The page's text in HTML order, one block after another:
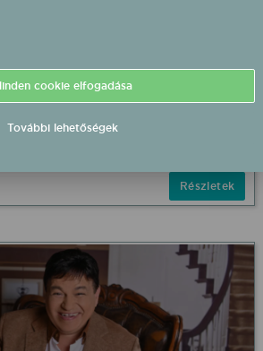
- Miss Bee 2026/09/05 19:00
Részletek
Minden cookie elfogadása
További lehetőségek